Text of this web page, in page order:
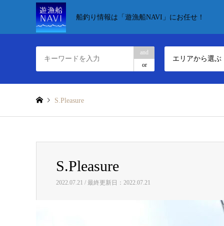
船釣り情報は「遊漁船NAVI」にお任せ！
and
or
エリアから選ぶ
S.Pleasure
S.Pleasure
2022.07.21 / 最終更新日：2022.07.21